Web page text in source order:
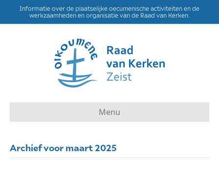
Informatie over de plaatselijke oecumenische activiteiten en de
werkzaamheden en organisatie van de Raad van Kerken.
Menu
Archief voor maart 2025